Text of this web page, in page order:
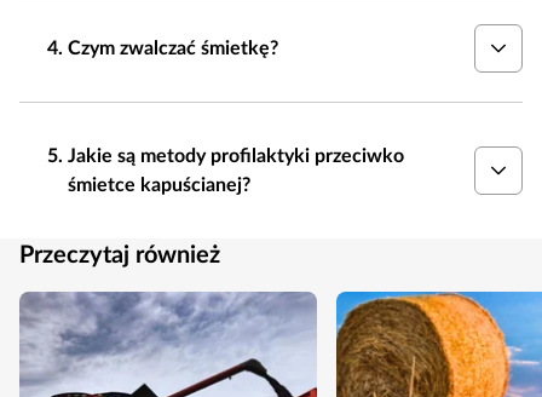
Czym zwalczać śmietkę?
Jakie są metody profilaktyki przeciwko
śmietce kapuścianej?
Przeczytaj również